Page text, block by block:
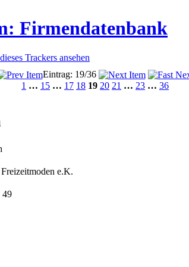
Firmendatenbank
Trackers ansehen
Eintrag: 19/36
1 … 15 … 17 18 19 20 21 … 23 … 36
Freizeitmoden e.K.
49